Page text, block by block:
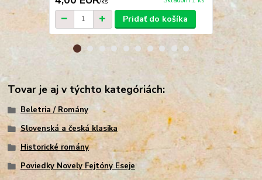
Pridať do košíka
Tovar je aj v týchto kategóriách:
Beletria / Romány
Slovenská a česká klasika
Historické romány
Poviedky Novely Fejtóny Eseje